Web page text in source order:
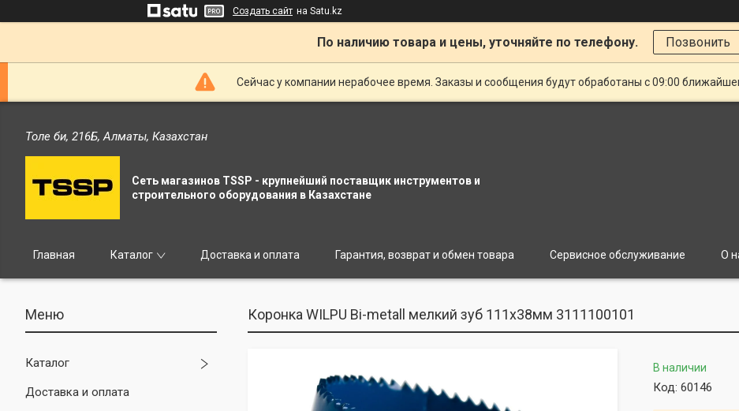
Создать сайт на Satu.kz
По наличию товара и цены, уточняйте по телефону. Позвонить
Сейчас у компании нерабочее время. Заказы и сообщения будут обработаны с 09:00
Толе би, 216Б, Алматы, Казахстан
Сеть магазинов TSSP - крупнейший поставщик инструментов и
строительного оборудования в Казахстане
Главная Каталог Доставка и оплата Гарантия, возврат и обмен товара Сервисное обслуживание О
Каталог
Доставка и оплата
Коронка WILPU Bi-metall мелкий зуб 111х38мм 3111100101
В наличии
Код: 60146